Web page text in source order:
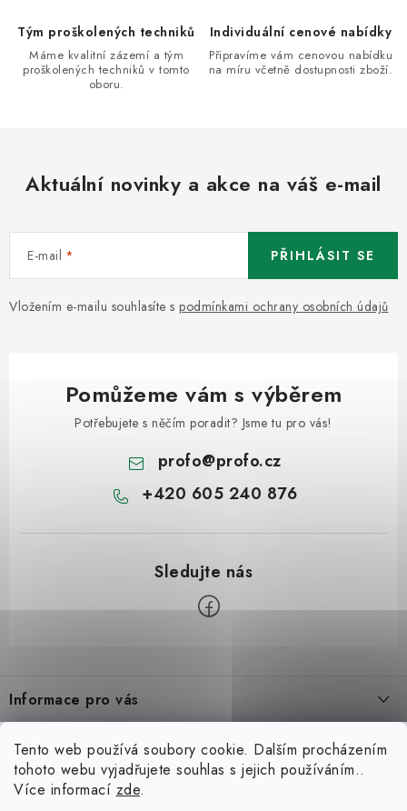
Tento web používá soubory cookie. Dalším procházením
tohoto webu vyjadřujete souhlas s jejich používáním..
Více informací zde.
vTým proškolených techniků
Máme kvalitní zázemí a tým
proškolených techniků v tomto
oboru.
Individuální cenové nabídky
Připravíme vám cenovou nabídku
na míru včetně dostupnosti zboží.
Aktuální novinky a akce na váš e-mail
E-mail
Vložením e-mailu souhlasíte s podmínkami ochrany osobních údajů
PŘIHLÁSIT SE
Pomůžeme vám s výběrem
Potřebujete s něčím poradit? Jsme tu pro vás!
profo@profo.cz
+420 605 240 876
p
a
Informace pro vás
O nás
Možná hledáte
Zvedáky
Blog